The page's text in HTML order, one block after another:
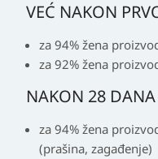
VEĆ NAKON
za 94% žena
za 92% žena
NAKON 28 DANA
za 94% žena
(prašina, zagađenje)